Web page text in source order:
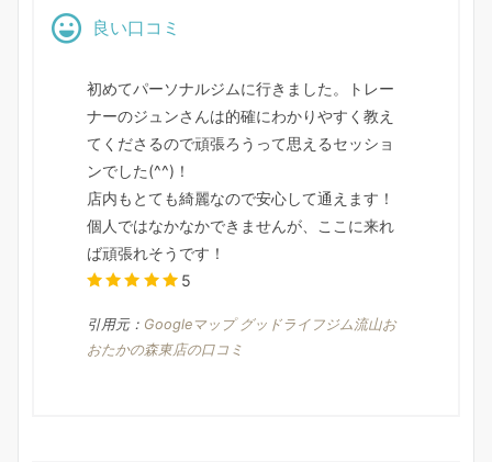
良い口コミ
初めてパーソナルジムに行きました。トレー
ナーのジュンさんは的確にわかりやすく教え
てくださるので頑張ろうって思えるセッショ
ンでした(^^)！
店内もとても綺麗なので安心して通えます！
個人ではなかなかできませんが、ここに来れ
ば頑張れそうです！
5
引用元： Googleマップ グッドライフジム流山お
おたかの森東店の口コミ